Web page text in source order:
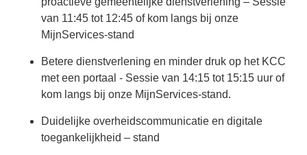
van 11:45 tot 12:45 of kom langs bij onze
MijnServices-stand
Betere dienstverlening en minder druk op het KCC
met een portaal - Sessie van 14:15 tot 15:15 uur of
kom langs bij onze MijnServices-stand.
Duidelijke overheidscommunicatie en digitale
toegankelijkheid – stand